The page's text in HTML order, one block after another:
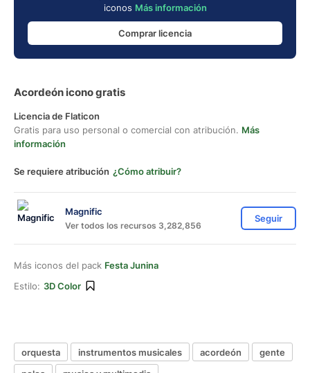
iconos Más información
Comprar licencia
Acordeón icono gratis
Licencia de Flaticon
Gratis para uso personal o comercial con atribución. Más
información
Se requiere atribución ¿Cómo atribuir?
Magnific
Ver todos los recursos 3,282,856
Seguir
Más iconos del pack Festa Junina
Estilo: 3D Color
orquesta instrumentos musicales acordeón
gente